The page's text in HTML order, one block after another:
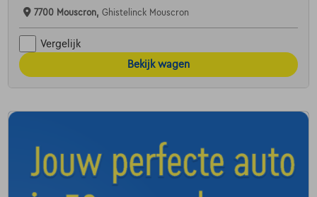
7700 Mouscron, Ghistelinck Mouscron
Vergelijk
Bekijk wagen